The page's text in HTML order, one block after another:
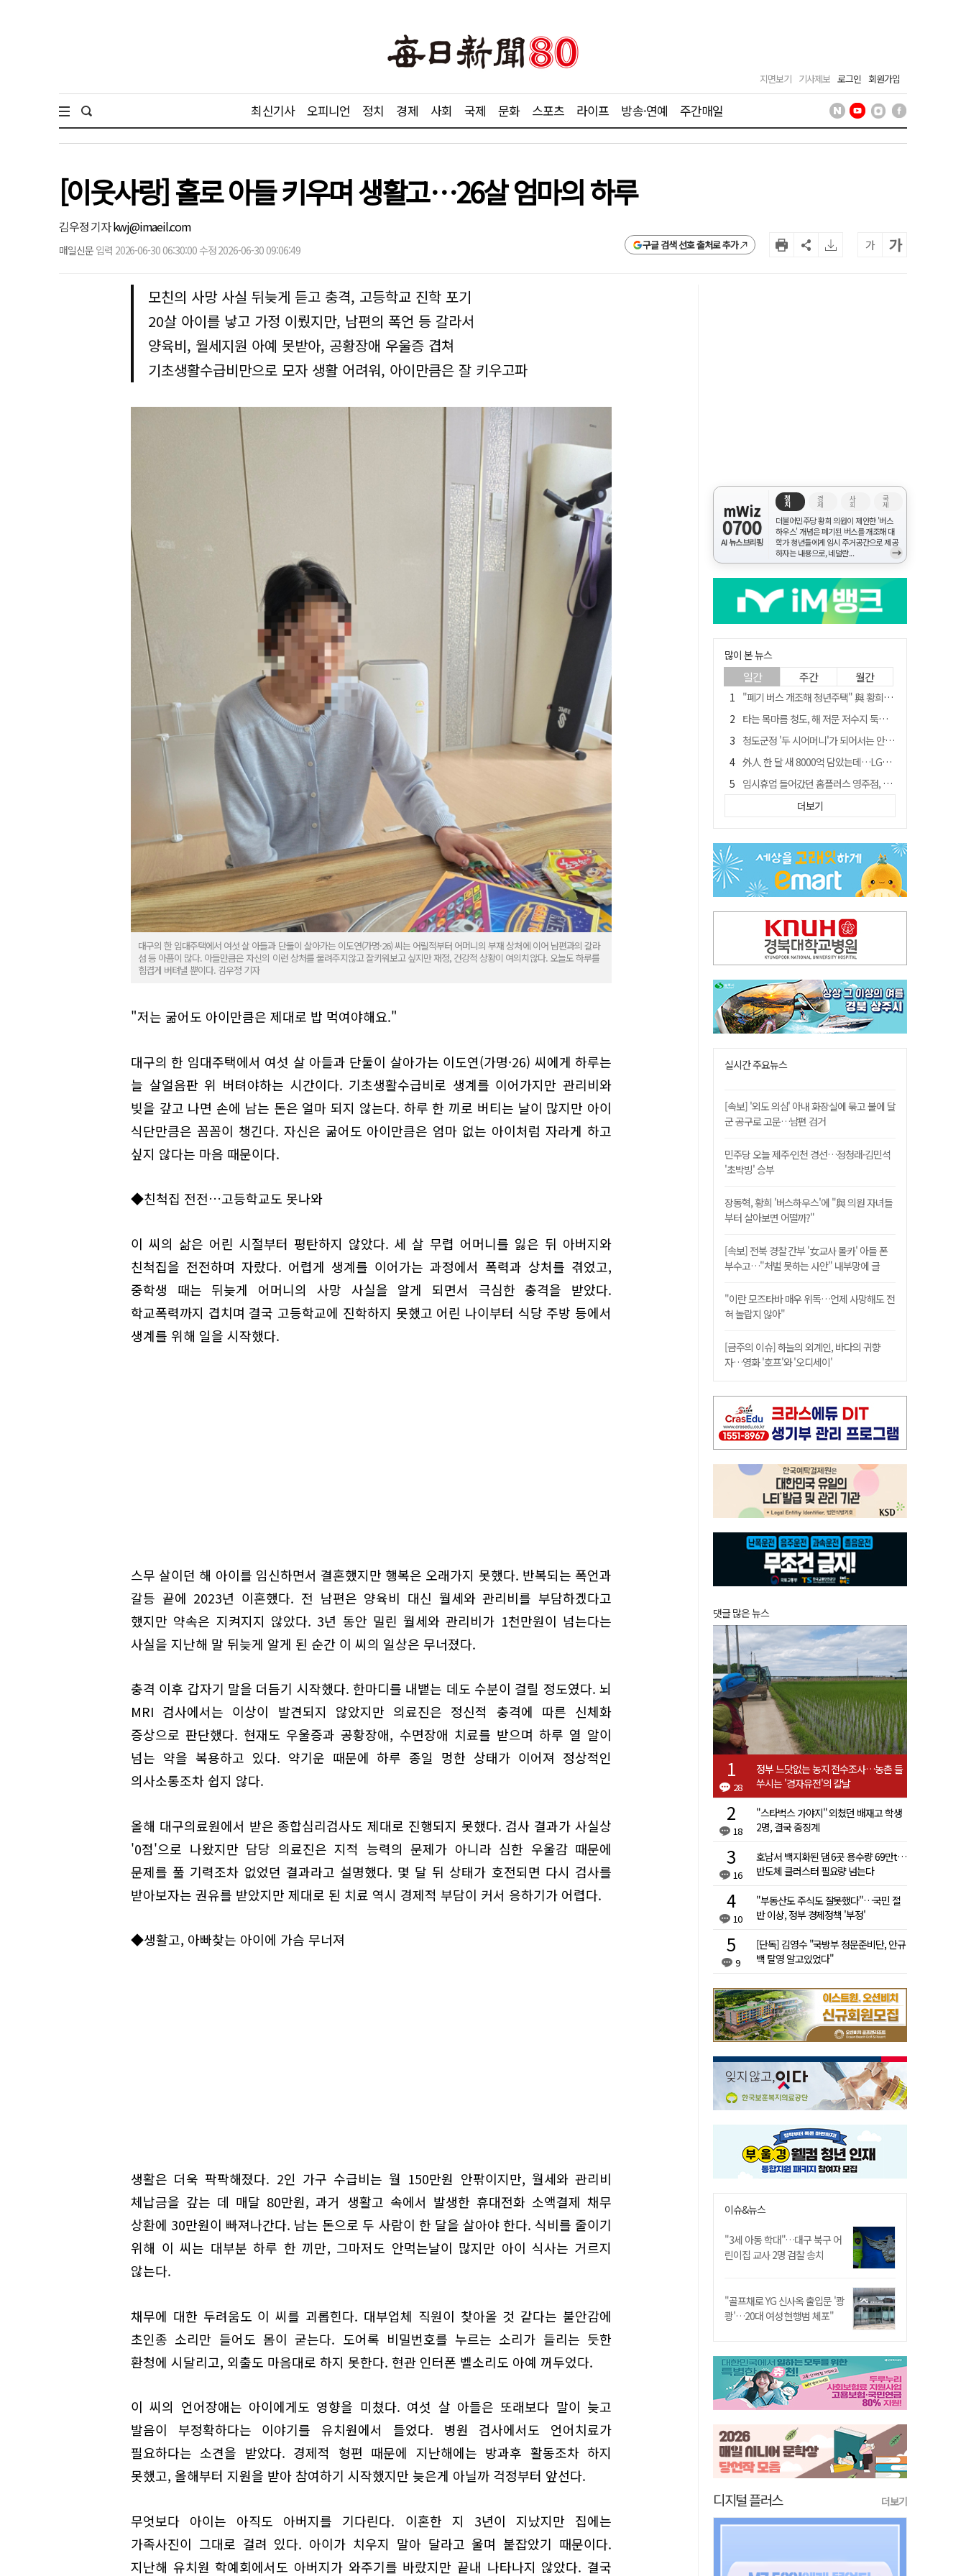
지면보기 기사제보 로그인 회원가입
최신기사 오피니언 정치 경제 사회 국제 문화 스포츠 라이프 방송·연예 주간매일
[이웃사랑] 홀로 아들 키우며 생활고…26살 엄마의 하루
김우정 기자kwj@imaeil.com
매일신문 입력 2026-06-30 06:30:00 수정 2026-06-30 09:06:49 구글 검색 선호 출처로 추가 가 가
모친의 사망 사실 뒤늦게 듣고 충격, 고등학교 진학 포기
20살 아이를 낳고 가정 이뤘지만, 남편의 폭언 등 갈라서
양육비, 월세지원 아예 못받아, 공황장애 우울증 겹쳐
기초생활수급비만으로 모자 생활 어려워, 아이만큼은 잘 키우고파
대구의 한 임대주택에서 여섯 살 아들과 단둘이 살아가는 이도연(가명·26) 씨는 어릴적부터 어머니의 부재 상처에 이어 남편과의 갈라
섬 등 아픔이 많다. 아들만큼은 자신의 이런 상처를 물려주지않고 잘키워보고 싶지만 재정, 건강적 상황이 여의치않다. 오늘도 하루를
힘겹게 버텨낼 뿐이다. 김우정 기자
"저는 굶어도 아이만큼은 제대로 밥 먹여야해요."
대구의 한 임대주택에서 여섯 살 아들과 단둘이 살아가는 이도연(가명·26) 씨에게 하루는
늘 살얼음판 위 버텨야하는 시간이다. 기초생활수급비로 생계를 이어가지만 관리비와
빚을 갚고 나면 손에 남는 돈은 얼마 되지 않는다. 하루 한 끼로 버티는 날이 많지만 아이
식단만큼은 꼼꼼이 챙긴다. 자신은 굶어도 아이만큼은 엄마 없는 아이처럼 자라게 하고
싶지 않다는 마음 때문이다.
◆친척집 전전…고등학교도 못나와
이 씨의 삶은 어린 시절부터 평탄하지 않았다. 세 살 무렵 어머니를 잃은 뒤 아버지와
친척집을 전전하며 자랐다. 어렵게 생계를 이어가는 과정에서 폭력과 상처를 겪었고,
중학생 때는 뒤늦게 어머니의 사망 사실을 알게 되면서 극심한 충격을 받았다.
학교폭력까지 겹치며 결국 고등학교에 진학하지 못했고 어린 나이부터 식당 주방 등에서
생계를 위해 일을 시작했다.
스무 살이던 해 아이를 임신하면서 결혼했지만 행복은 오래가지 못했다. 반복되는 폭언과
갈등 끝에 2023년 이혼했다. 전 남편은 양육비 대신 월세와 관리비를 부담하겠다고
했지만 약속은 지켜지지 않았다. 3년 동안 밀린 월세와 관리비가 1천만원이 넘는다는
사실을 지난해 말 뒤늦게 알게 된 순간 이 씨의 일상은 무너졌다.
충격 이후 갑자기 말을 더듬기 시작했다. 한마디를 내뱉는 데도 수분이 걸릴 정도였다. 뇌
MRI 검사에서는 이상이 발견되지 않았지만 의료진은 정신적 충격에 따른 신체화
증상으로 판단했다. 현재도 우울증과 공황장애, 수면장애 치료를 받으며 하루 열 알이
넘는 약을 복용하고 있다. 약기운 때문에 하루 종일 멍한 상태가 이어져 정상적인
의사소통조차 쉽지 않다.
올해 대구의료원에서 받은 종합심리검사도 제대로 진행되지 못했다. 검사 결과가 사실상
'0점'으로 나왔지만 담당 의료진은 지적 능력의 문제가 아니라 심한 우울감 때문에
문제를 풀 기력조차 없었던 결과라고 설명했다. 몇 달 뒤 상태가 호전되면 다시 검사를
받아보자는 권유를 받았지만 제대로 된 치료 역시 경제적 부담이 커서 응하기가 어렵다.
◆생활고, 아빠찾는 아이에 가슴 무너져
생활은 더욱 팍팍해졌다. 2인 가구 수급비는 월 150만원 안팎이지만, 월세와 관리비
체납금을 갚는 데 매달 80만원, 과거 생활고 속에서 발생한 휴대전화 소액결제 채무
상환에 30만원이 빠져나간다. 남는 돈으로 두 사람이 한 달을 살아야 한다. 식비를 줄이기
위해 이 씨는 대부분 하루 한 끼만, 그마저도 안먹는날이 많지만 아이 식사는 거르지
않는다.
채무에 대한 두려움도 이 씨를 괴롭힌다. 대부업체 직원이 찾아올 것 같다는 불안감에
초인종 소리만 들어도 몸이 굳는다. 도어록 비밀번호를 누르는 소리가 들리는 듯한
환청에 시달리고, 외출도 마음대로 하지 못한다. 현관 인터폰 벨소리도 아예 꺼두었다.
이 씨의 언어장애는 아이에게도 영향을 미쳤다. 여섯 살 아들은 또래보다 말이 늦고
발음이 부정확하다는 이야기를 유치원에서 들었다. 병원 검사에서도 언어치료가
필요하다는 소견을 받았다. 경제적 형편 때문에 지난해에는 방과후 활동조차 하지
못했고, 올해부터 지원을 받아 참여하기 시작했지만 늦은게 아닐까 걱정부터 앞선다.
무엇보다 아이는 아직도 아버지를 기다린다. 이혼한 지 3년이 지났지만 집에는
가족사진이 그대로 걸려 있다. 아이가 치우지 말아 달라고 울며 붙잡았기 때문이다.
지난해 유치원 학예회에서도 아버지가 와주기를 바랐지만 끝내 나타나지 않았다. 결국
mWiz
0700
AI 뉴스브리핑
정
치
경
제
사
회
국
제
더불어민주당 황희 의원이 제안한 '버스
하우스' 개념은 폐기된 버스를 개조해 대
학가 청년들에게 임시 주거공간으로 제공
하자는 내용으로, 네덜란...
→
많이 본 뉴스
일간 주간 월간
"폐기 버스 개조해 청년주택" 與 황희…'딸 학비는 年 4200만원'
타는 목마름 청도, 해 저문 저수지 둑에 군수가 서 있었다
청도군정 '두 시어머니'가 되어서는 안된다
外人 한 달 새 8000억 담았는데…LG이노텍 목표주가는 왜 엇갈릴까
임시휴업 들어갔던 홈플러스 영주점, 7일 영업 재개…지하 1층만 운영
신세계사이먼, 대구 아울렛 토지매매 계약 체결… 사업 본궤도
이의준 전 경북도 새마을봉사과장, 제28대 울릉군 부군수 취임
"상법개정해도 주주가 '봉'"…하이닉스 솔리다임 상장설에 술렁[개미와글와글]
전북 경찰 간부 '女교사 몰카' 아들 폰 부수고…"처벌 못하는 사안" 내부망에 글
더보기
실시간 주요뉴스
[속보] '외도 의심' 아내 화장실에 묶고 불에 달
군 공구로 고문…남편 검거
민주당 오늘 제주·인천 경선…정청래·김민석
'초박빙' 승부
장동혁, 황희 '버스하우스'에 "與 의원 자녀들
부터 살아보면 어떨까?"
[속보] 전북 경찰 간부 '女교사 몰카' 아들 폰
부수고…"처벌 못하는 사안" 내부망에 글
"이란 모즈타바 매우 위독…언제 사망해도 전
혀 놀랍지 않아"
[금주의 이슈] 하늘의 외계인, 바다의 귀향
자…영화 '호프'와 '오디세이'
댓글 많은 뉴스
28
정부 느닷없는 농지 전수조사…농촌 들
쑤시는 '경자유전'의 칼날
18
"스타벅스 가야지" 외쳤던 배재고 학생
2명, 결국 중징계
16
호남서 백지화된 댐 6곳 용수량 69만t…
반도체 클러스터 필요량 넘는다
10
"부동산도 주식도 잘못했다"…국민 절
반 이상, 정부 경제정책 '부정'
9
[단독] 김영수 "국방부 청문준비단, 안규
백 탈영 알고있었다"
이슈&뉴스
"3세 아동 학대"…대구 북구 어
린이집 교사 2명 검찰 송치
"골프채로 YG 신사옥 출입문 '쾅
쾅'…20대 여성 현행범 체포"
디지털 플러스 더보기